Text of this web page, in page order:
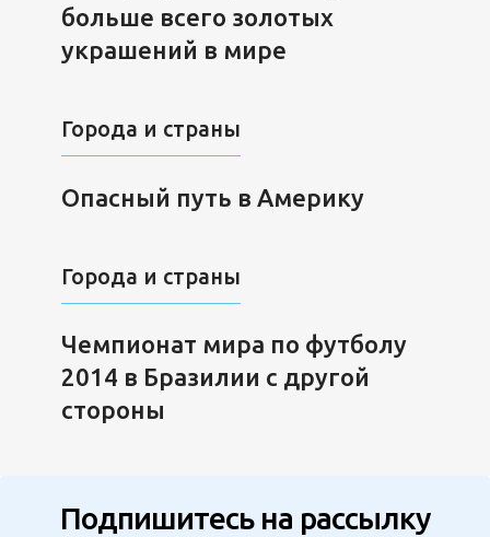
больше всего золотых
украшений в мире
Города и страны
Опасный путь в Америку
Города и страны
Чемпионат мира по футболу
2014 в Бразилии с другой
стороны
Подпишитесь на рассылку